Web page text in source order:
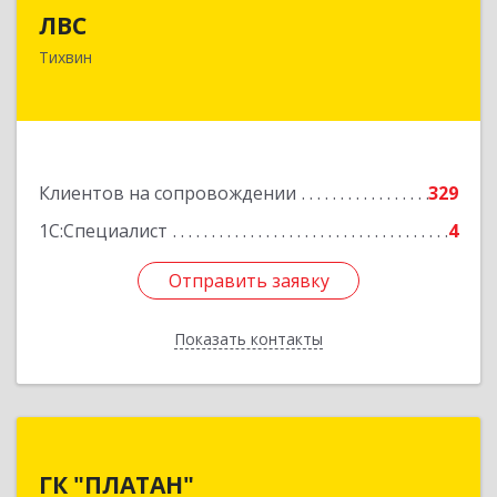
ЛВС
Тихвин
Клиентов на сопровождении
329
1С:Специалист
4
Отправить заявку
Показать контакты
Отправить заявку
Назад
ГК "ПЛАТАН"